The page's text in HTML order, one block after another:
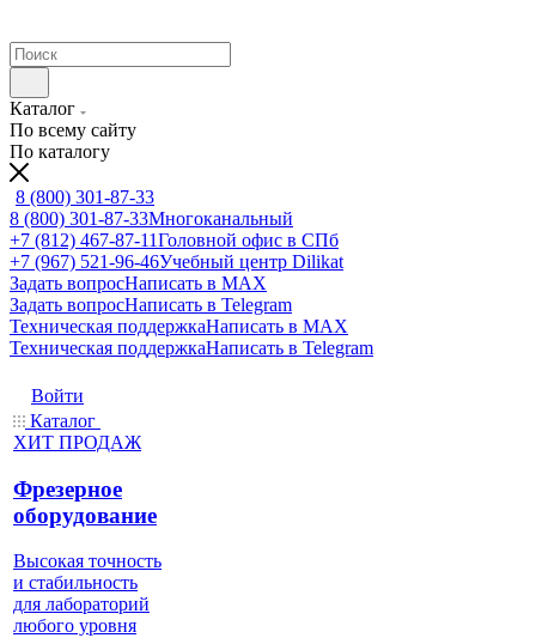
Каталог
По всему сайту
По каталогу
8 (800) 301-87-33
8 (800) 301-87-33Многоканальный
+7 (812) 467-87-11Головной офис в СПб
+7 (967) 521-96-46Учебный центр Dilikat
Задать вопросНаписать в MAX
Задать вопросНаписать в Telegram
Техническая поддержкаНаписать в MAX
Техническая поддержкаНаписать в Telegram
Войти
Каталог
ХИТ ПРОДАЖ
Фрезерное
оборудование
Высокая точность
и стабильность
для лабораторий
любого уровня